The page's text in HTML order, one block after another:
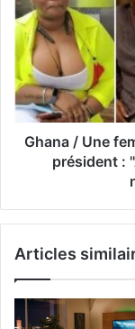
Ghana / Une
président :
Articles